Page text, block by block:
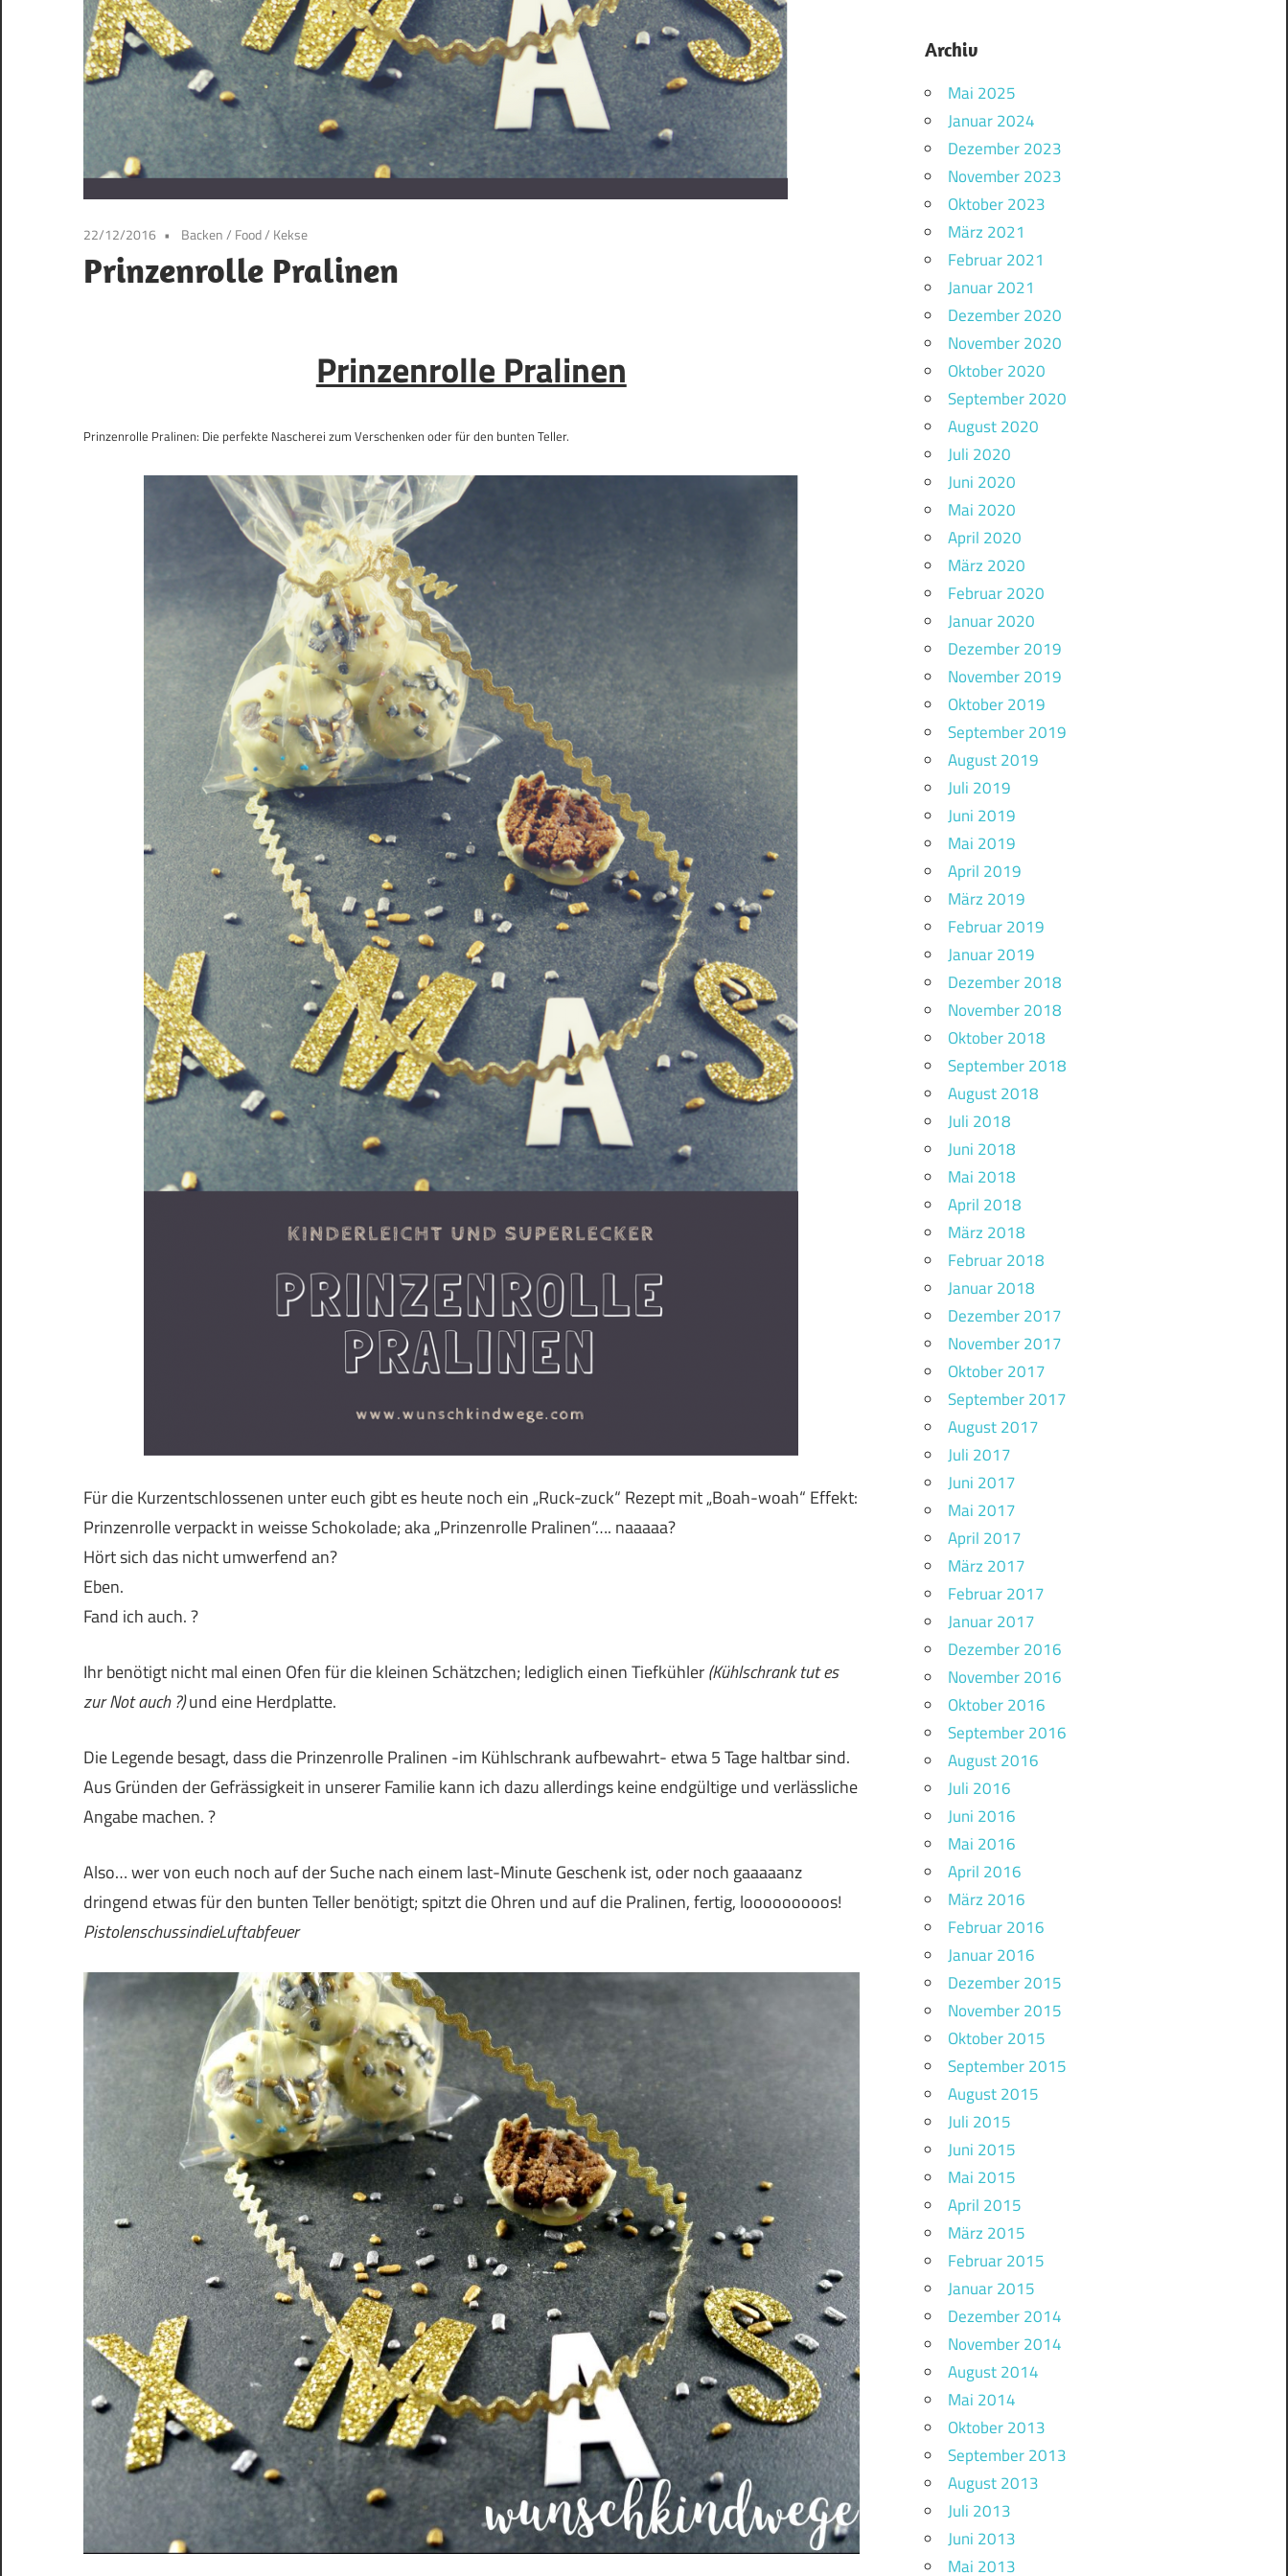
22/12/2016 Backen/ Food/ Kekse
Prinzenrolle Pralinen
Prinzenrolle Pralinen
Prinzenrolle Pralinen: Die perfekte Nascherei zum Verschenken oder für den bunten Teller.
Für die Kurzentschlossenen unter euch gibt es heute noch ein „Ruck-zuck“ Rezept mit „Boah-woah“ Effekt:
Prinzenrolle verpackt in weisse Schokolade; aka „Prinzenrolle Pralinen“…. naaaaa?
Hört sich das nicht umwerfend an?
Eben.
Fand ich auch. ?
Ihr benötigt nicht mal einen Ofen für die kleinen Schätzchen; lediglich einen Tiefkühler(Kühlschrank tut es
zur Not auch ?)und eine Herdplatte.
Die Legende besagt, dass die Prinzenrolle Pralinen -im Kühlschrank aufbewahrt- etwa 5 Tage haltbar sind.
Aus Gründen der Gefrässigkeit in unserer Familie kann ich dazu allerdings keine endgültige und verlässliche
Angabe machen. ?
Also… wer von euch noch auf der Suche nach einem last-Minute Geschenk ist, oder noch gaaaaanz
dringend etwas für den bunten Teller benötigt; spitzt die Ohren und auf die Pralinen, fertig, looooooooos!
PistolenschussindieLuftabfeuer
Archiv
Mai 2025
Januar 2024
Dezember 2023
November 2023
Oktober 2023
März 2021
Februar 2021
Januar 2021
Dezember 2020
November 2020
Oktober 2020
September 2020
August 2020
Juli 2020
Juni 2020
Mai 2020
April 2020
März 2020
Februar 2020
Januar 2020
Dezember 2019
November 2019
Oktober 2019
September 2019
August 2019
Juli 2019
Juni 2019
Mai 2019
April 2019
März 2019
Februar 2019
Januar 2019
Dezember 2018
November 2018
Oktober 2018
September 2018
August 2018
Juli 2018
Juni 2018
Mai 2018
April 2018
März 2018
Februar 2018
Januar 2018
Dezember 2017
November 2017
Oktober 2017
September 2017
August 2017
Juli 2017
Juni 2017
Mai 2017
April 2017
März 2017
Februar 2017
Januar 2017
Dezember 2016
November 2016
Oktober 2016
September 2016
August 2016
Juli 2016
Juni 2016
Mai 2016
April 2016
März 2016
Februar 2016
Januar 2016
Dezember 2015
November 2015
Oktober 2015
September 2015
August 2015
Juli 2015
Juni 2015
Mai 2015
April 2015
März 2015
Februar 2015
Januar 2015
Dezember 2014
November 2014
August 2014
Mai 2014
Oktober 2013
September 2013
August 2013
Juli 2013
Juni 2013
Mai 2013